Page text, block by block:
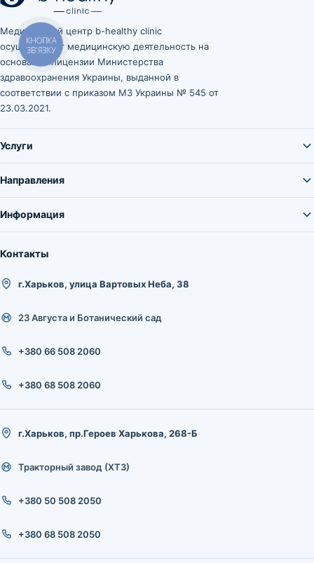
Медицинский центр b-healthy clinic
осуществляет медицинскую деятельность на
основании лицензии Министерства
здравоохранения Украины, выданной в
соответствии с приказом МЗ Украины № 545 от
23.03.2021.
Услуги
Направления
Информация
Контакты
г.Харьков, улица Вартовых Неба, 38
23 Августа и Ботанический сад
+380 66 508 2060
+380 68 508 2060
г.Харьков, пр.Героев Харькова, 268-Б
Тракторный завод (ХТЗ)
+380 50 508 2050
+380 68 508 2050
КНОПКА
ЗВ'ЯЗКУ